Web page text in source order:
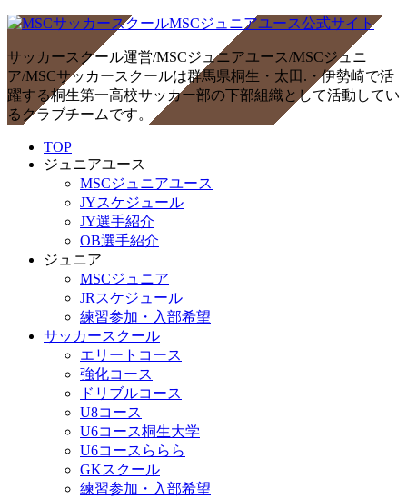
サッカースクール運営/MSCジュニアユース/MSCジュニ
ア/MSCサッカースクールは群馬県桐生・太田.・伊勢崎で活
躍する桐生第一高校サッカー部の下部組織として活動してい
るクラブチームです。
TOP
ジュニアユース
MSCジュニアユース
JYスケジュール
JY選手紹介
OB選手紹介
ジュニア
MSCジュニア
JRスケジュール
練習参加・入部希望
サッカースクール
エリートコース
強化コース
ドリブルコース
U8コース
U6コース桐生大学
U6コースららら
GKスクール
練習参加・入部希望